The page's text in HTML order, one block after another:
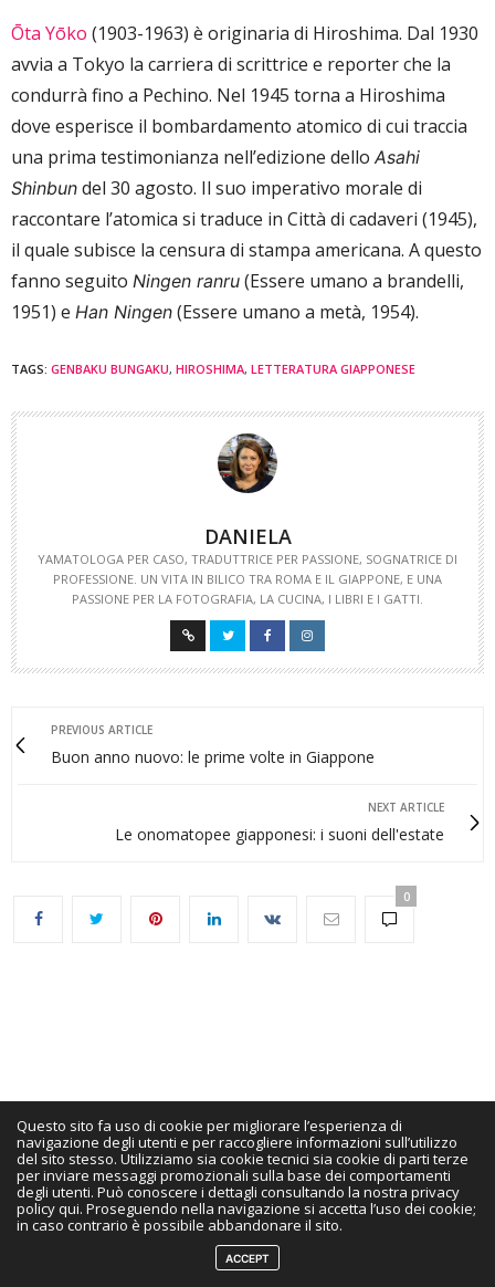
Ōta Yōko (1903-1963) è originaria di Hiroshima. Dal 1930
avvia a Tokyo la carriera di scrittrice e reporter che la
condurrà fino a Pechino. Nel 1945 torna a Hiroshima
dove esperisce il bombardamento atomico di cui traccia
una prima testimonianza nell’edizione dello Asahi
Shinbun del 30 agosto. Il suo imperativo morale di
raccontare l’atomica si traduce in Città di cadaveri (1945),
il quale subisce la censura di stampa americana. A questo
fanno seguito Ningen ranru (Essere umano a brandelli,
1951) e Han Ningen (Essere umano a metà, 1954).
TAGS: GENBAKU BUNGAKU, HIROSHIMA, LETTERATURA GIAPPONESE
DANIELA
YAMATOLOGA PER CASO, TRADUTTRICE PER PASSIONE, SOGNATRICE DI
PROFESSIONE. UN VITA IN BILICO TRA ROMA E IL GIAPPONE, E UNA
PASSIONE PER LA FOTOGRAFIA, LA CUCINA, I LIBRI E I GATTI.
PREVIOUS ARTICLE
Buon anno nuovo: le prime volte in Giappone
NEXT ARTICLE
Le onomatopee giapponesi: i suoni dell'estate
0
CULTURA GENNAIO 1, 2022
Buon anno nuovo: le
prime volte in Giappone
Questo sito fa uso di cookie per migliorare l’esperienza di
navigazione degli utenti e per raccogliere informazioni sull’utilizzo
del sito stesso. Utilizziamo sia cookie tecnici sia cookie di parti terze
per inviare messaggi promozionali sulla base dei comportamenti
degli utenti. Può conoscere i dettagli consultando la nostra privacy
policy qui. Proseguendo nella navigazione si accetta l’uso dei cookie;
in caso contrario è possibile abbandonare il sito.
ACCEPT